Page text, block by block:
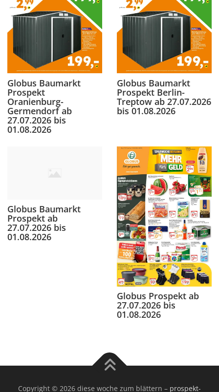
Globus Baumarkt
Prospekt
Oranienburg-
Germendorf ab
27.07.2026 bis
01.08.2026
Globus Baumarkt
Prospekt Berlin-
Treptow ab 27.07.2026
bis 01.08.2026
Globus Baumarkt
Prospekt ab
27.07.2026 bis
01.08.2026
Globus Prospekt ab
27.07.2026 bis
01.08.2026
Copyright © 2026 diese woche zum blättern – prospekt-